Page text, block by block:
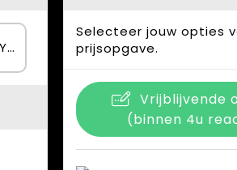
Hi Vis Yellow
Selecteer jouw opties
prijsopgave.
Vrijblijvende
(binnen 4u